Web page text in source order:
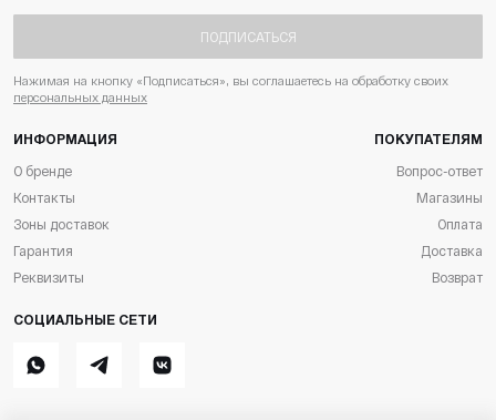
ПОДПИСАТЬСЯ
Нажимая на кнопку «Подписаться», вы соглашаетесь на обработку своих
персональных данных
ИНФОРМАЦИЯ
О бренде
Контакты
Зоны доставок
Гарантия
Реквизиты
ПОКУПАТЕЛЯМ
Вопрос-ответ
Магазины
Оплата
Доставка
Возврат
СОЦИАЛЬНЫЕ СЕТИ
WhatsappTelegram ВКонтакте